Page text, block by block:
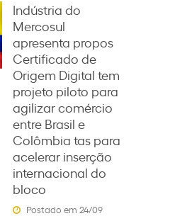
Indústria do
Mercosul
apresenta propos
Certificado de
Origem Digital tem
projeto piloto para
agilizar comércio
entre Brasil e
Colômbia tas para
acelerar inserção
internacional do
bloco
Postado em 24/09